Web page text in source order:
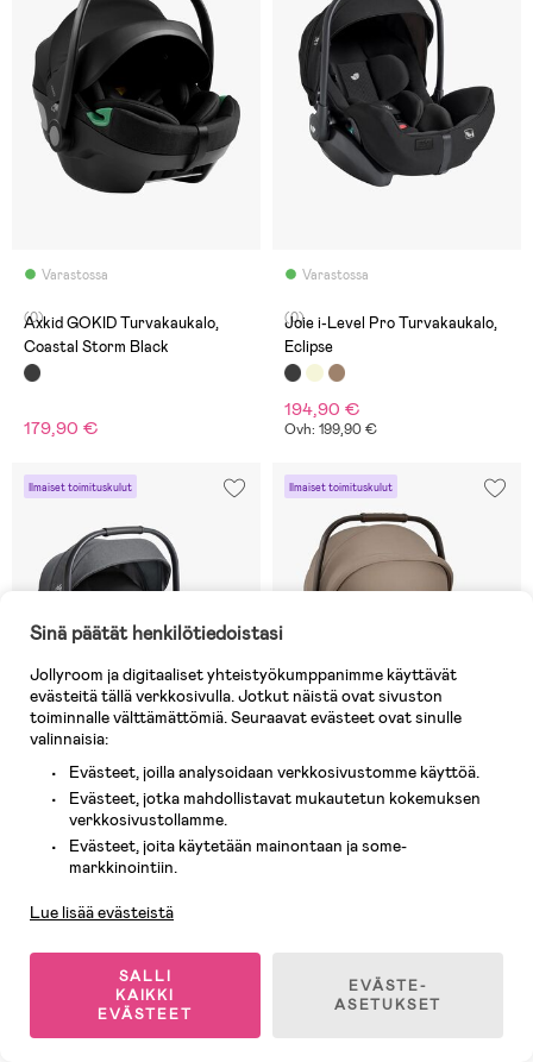
Varastossa
(0)
Axkid GOKID Turvakaukalo,
Coastal Storm Black
179,90 €
Varastossa
(0)
Joie i-Level Pro Turvakaukalo,
Eclipse
194,90 €
Ovh: 199,90 €
Ilmaiset toimituskulut
4 JÄLJELLÄ
Joie i-Level Pro Turvakaukalo,
190,90 €
Ilmaiset toimituskulut
287,90 €
Ilmaiset toimituskulut
Sinä päätät henkilötiedoistasi
Jollyroom ja digitaaliset yhteistyökumppanimme käyttävät
evästeitä tällä verkkosivulla. Jotkut näistä ovat sivuston
toiminnalle välttämättömiä. Seuraavat evästeet ovat sinulle
valinnaisia:
Evästeet, joilla analysoidaan verkkosivustomme käyttöä.
Evästeet, jotka mahdollistavat mukautetun kokemuksen
verkkosivustollamme.
Evästeet, joita käytetään mainontaan ja some-
markkinointiin.
Lue lisää evästeistä
SALLI
KAIKKI
EVÄSTEET
EVÄSTE-
ASETUKSET